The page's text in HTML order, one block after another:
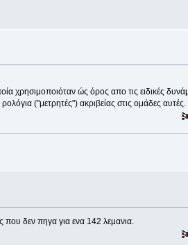
χρησιμοποιόταν ώς όρος απο τις ειδικές
("μετρητές") ακριβείας στις ομάδες αυτές.
που δεν πηγα για ενα 142 λεμανια.